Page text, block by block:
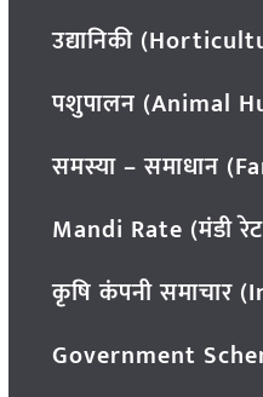
उद्यानिकी
पशुपालन (Animal
समस्या – समाधान
Mandi Rate (मंडी
कृषि कंपनी समाचार
Government